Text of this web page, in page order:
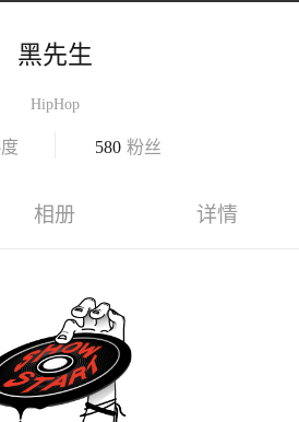
黑先生
HipHop
580 粉丝
相册 详情